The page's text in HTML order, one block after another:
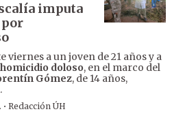
imputa
viernes a un joven de 21 años y a
homicidio doloso, en el marco del
Gómez, de 14 años,
.
· Redacción ÚH